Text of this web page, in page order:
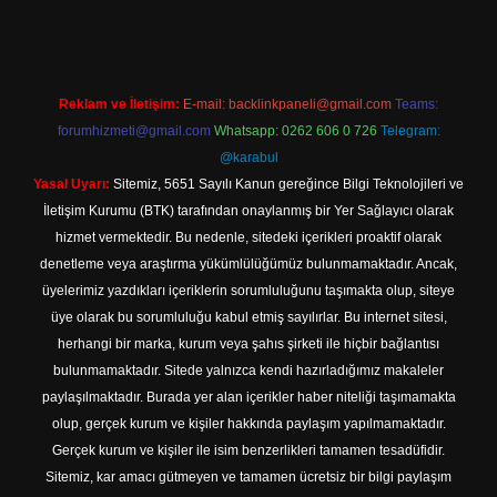
Reklam ve İletişim: E-mail: backlinkpaneli@gmail.com Teams:
forumhizmeti@gmail.com Whatsapp: 0262 606 0 726 Telegram:
@karabul
Yasal Uyarı: Sitemiz, 5651 Sayılı Kanun gereğince Bilgi Teknolojileri ve
İletişim Kurumu (BTK) tarafından onaylanmış bir Yer Sağlayıcı olarak
hizmet vermektedir. Bu nedenle, sitedeki içerikleri proaktif olarak
denetleme veya araştırma yükümlülüğümüz bulunmamaktadır. Ancak,
üyelerimiz yazdıkları içeriklerin sorumluluğunu taşımakta olup, siteye
üye olarak bu sorumluluğu kabul etmiş sayılırlar. Bu internet sitesi,
herhangi bir marka, kurum veya şahıs şirketi ile hiçbir bağlantısı
bulunmamaktadır. Sitede yalnızca kendi hazırladığımız makaleler
paylaşılmaktadır. Burada yer alan içerikler haber niteliği taşımamakta
olup, gerçek kurum ve kişiler hakkında paylaşım yapılmamaktadır.
Gerçek kurum ve kişiler ile isim benzerlikleri tamamen tesadüfidir.
Sitemiz, kar amacı gütmeyen ve tamamen ücretsiz bir bilgi paylaşım